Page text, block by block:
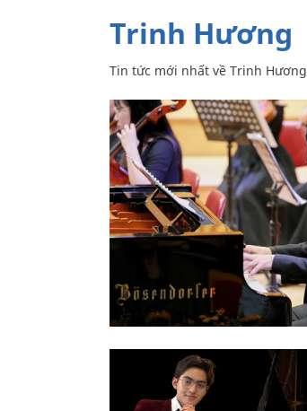
Trinh Hương
Tin tức mới nhất về Trinh Hương